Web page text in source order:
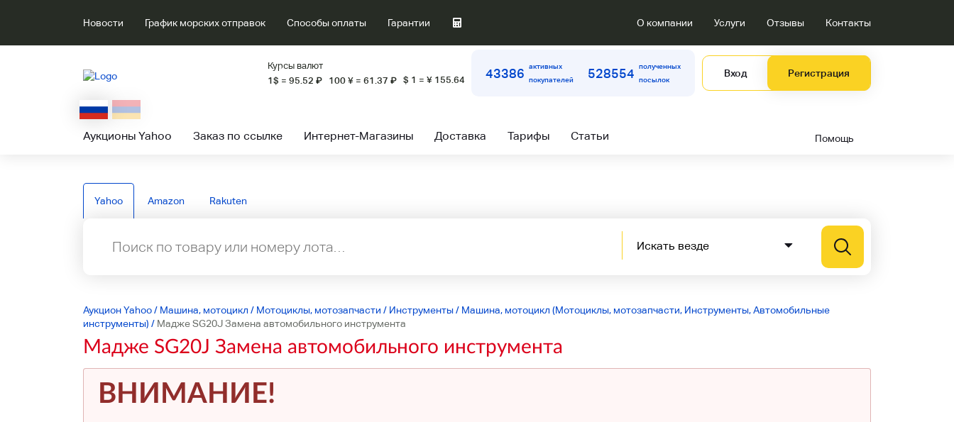
Новости График морских отправок Способы оплаты Гарантии О компании Услуги Отзывы Контакты
Курсы валют
1$ = 95.52 ₽ 100 ¥ = 61.37 ₽ $ 1 = ¥ 155.64 43386
активных
покупателей
528554
полученных
посылок
Вход Регистрация
Аукционы Yahoo Заказ по ссылке Интернет-Магазины Доставка Тарифы Статьи Помощь
Yahoo Amazon Rakuten
Аукцион Yahoo/ Машина, мотоцикл / Мотоциклы, мотозапчасти / Инструменты/ Машина, мотоцикл (Мотоциклы, мотозапчасти, Инструменты, Автомобильные
инструменты) / Мадже SG20J Замена автомобильного инструмента
Мадже SG20J Замена автомобильного инструмента
ВНИМАНИЕ!